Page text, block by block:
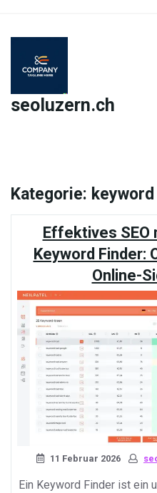
content
seoluzern.ch
Kategorie:
Effektives SEO
Keyword Finder:
Online-
11 Februar 2026
Ein Keyword Finder ist ein